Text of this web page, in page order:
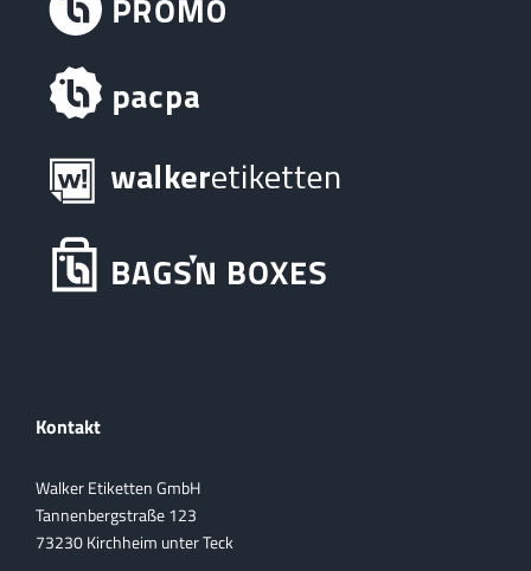
Kontakt
Walker Etiketten GmbH
Tannenbergstraße 123
73230 Kirchheim unter Teck